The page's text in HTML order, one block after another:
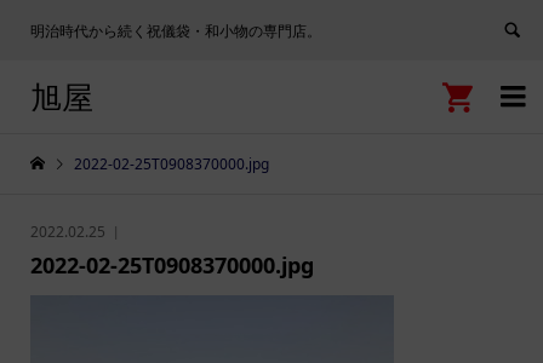
明治時代から続く祝儀袋・和小物の専門店。

旭屋 
2022-02-25T0908370000.jpg
2022.02.25
2022-02-25T0908370000.jpg